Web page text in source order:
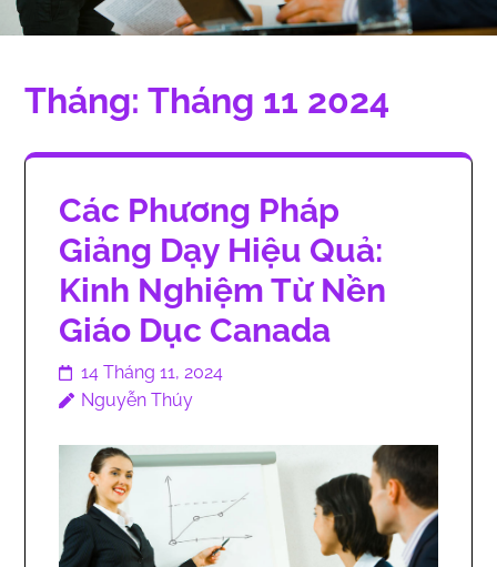
Tháng: Tháng 11 2024
Các Phương Pháp
Giảng Dạy Hiệu Quả:
Kinh Nghiệm Từ Nền
Giáo Dục Canada
14 Tháng 11, 2024
Nguyễn Thúy